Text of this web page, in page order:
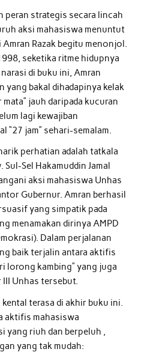
peran strategis secara lincah
aksi mahasiswa menuntut
Razak begitu menonjol.
seketika ritme hidupnya
di buku ini, Amran
yang bakal dihadapinya kelak
jauh daripada kucuran
lagi kewajiban
“27 jam” sehari-semalam.
perhatian adalah tatkala
Sul-Sel Hakamuddin Jamal
aksi mahasiswa Unhas
Gubernur. Amran berhasil
yang simpatik pada
menamakan dirinya AMPD
Dalam perjalanan
baik terjalin antara aktifis
lorong kambing” yang juga
III Unhas tersebut.
terasa di akhir buku ini.
aktifis mahasiswa
yang riuh dan berpeluh ,
yang tak mudah: